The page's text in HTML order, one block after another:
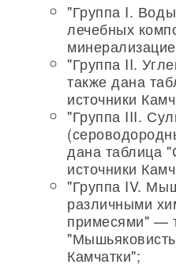
"Группа I.
лечебных
"Группа II.
также дана
источники
"Группа III.
дана таблица
источники
"Группа IV.
различными
примесями" —
Камчатки";